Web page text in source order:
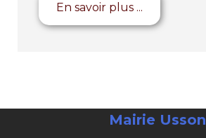
En savoir plus ...
Mairie Usson